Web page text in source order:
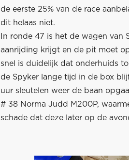
de eerste 25% van de race
dit helaas niet.
In ronde 47 is het de wagen van
aanrijding krijgt en de pit moet
snel is duidelijk dat onderhuids
de Spyker lange tijd in de box
uur sleutelen weer de baan
# 38 Norma Judd M200P,
schade dat deze later op de